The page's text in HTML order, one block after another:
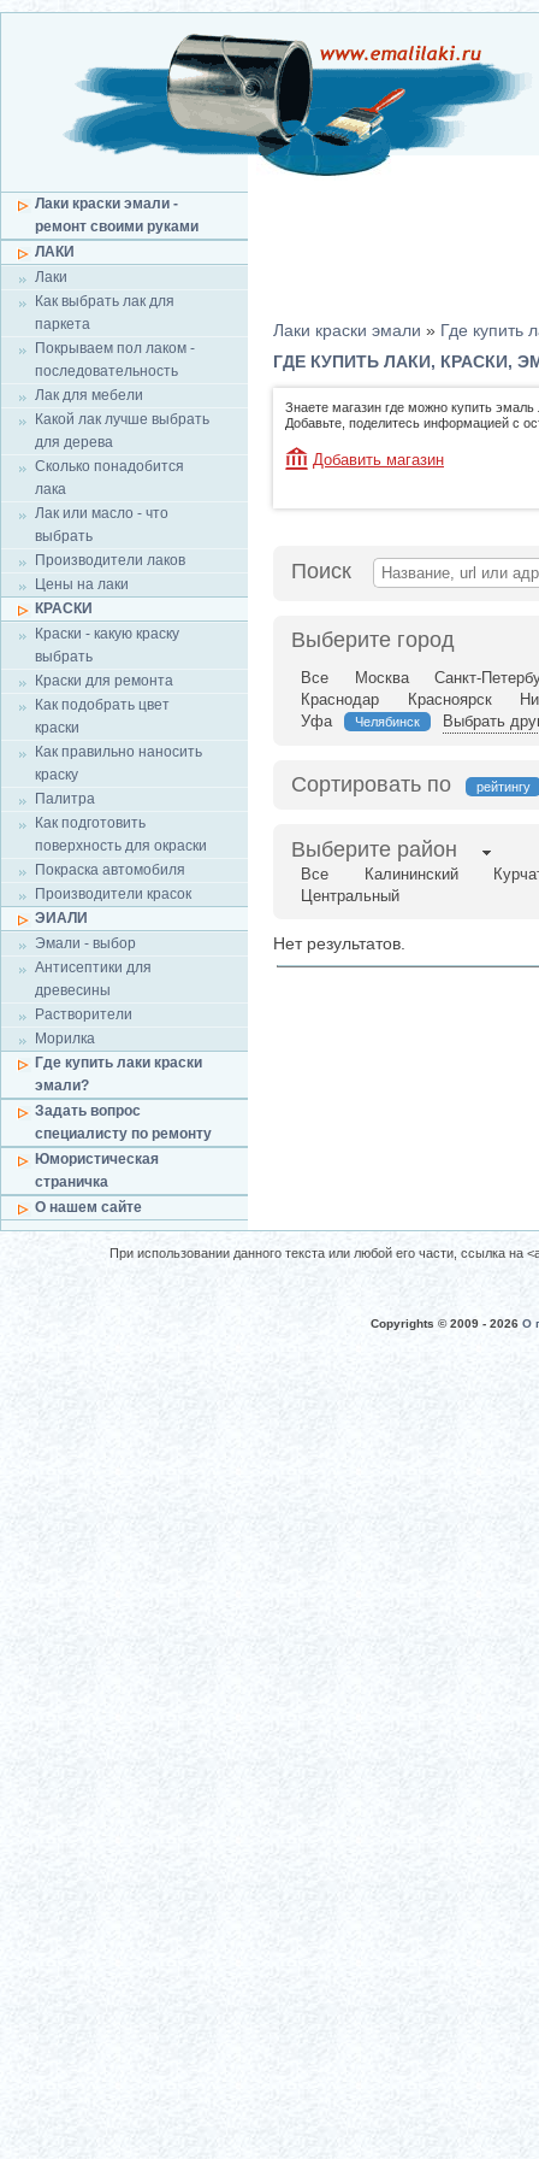
Лаки краски эмали -
ремонт своими руками
ЛАКИ
Лаки
Как выбрать лак для
паркета
Покрываем пол лаком -
последовательность
Лак для мебели
Какой лак лучше выбрать
для дерева
Сколько понадобится
лака
Лак или масло - что
выбрать
Производители лаков
Цены на лаки
КРАСКИ
Краски - какую краску
выбрать
Краски для ремонта
Как подобрать цвет
краски
Как правильно наносить
краску
Палитра
Как подготовить
поверхность для окраски
Покраска автомобиля
Производители красок
ЭИАЛИ
Эмали - выбор
Антисептики для
древесины
Растворители
Морилка
Где купить лаки краски
эмали?
Задать вопрос
специалисту по ремонту
Юмористическая
страничка
О нашем сайте
Лаки краски эмали » Где купить
ГДЕ КУПИТЬ ЛАКИ, КРАСКИ,
Знаете магазин где можно купить эмаль
Добавьте, поделитесь информацией с
Добавить магазин
Поиск
Выберите город
Все Москва
Санкт-
Краснодар
Красноярск
Уфа
Челябинск Выбрать
Сортировать по рейтингу
Выберите район
Все Калининский
Центральный
Нет результатов.
При использовании данного текста или любой его части, ссылка
Copyrights © 2009 - 2026 О